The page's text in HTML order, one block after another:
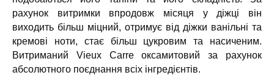
рахунок витримки впродовж місяця у діжці він
виходить більш міцний, отримує від діжки ванільні та
кремові ноти, стає більш цукровим та насиченим.
Витриманий Vieux Carre оксамитовий за рахунок
абсолютного поєднання всіх інгредієнтів.